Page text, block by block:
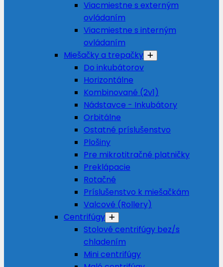
Viacmiestne s externým
ovládaním
Viacmiestne s interným
ovládaním
Miešačky a trepačky
Do inkubátorov
Horizontálne
Kombinované (2v1)
Nádstavce - Inkubátory
Orbitálne
Ostatné príslušenstvo
Plošiny
Pre mikrotitračné platničky
Preklápacie
Rotačné
Príslušenstvo k miešačkám
Valcové (Rollery)
Centrifúgy
Stolové centrifúgy bez/s
chladením
Mini centrifúgy